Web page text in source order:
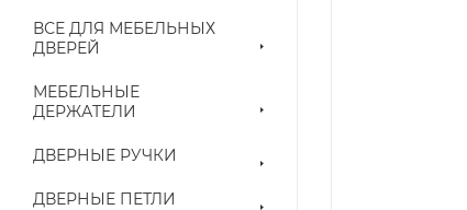
ВСЕ ДЛЯ МЕБЕЛЬНЫХ
ДВЕРЕЙ
МЕБЕЛЬНЫЕ
ДЕРЖАТЕЛИ
ДВЕРНЫЕ РУЧКИ
ДВЕРНЫЕ ПЕТЛИ